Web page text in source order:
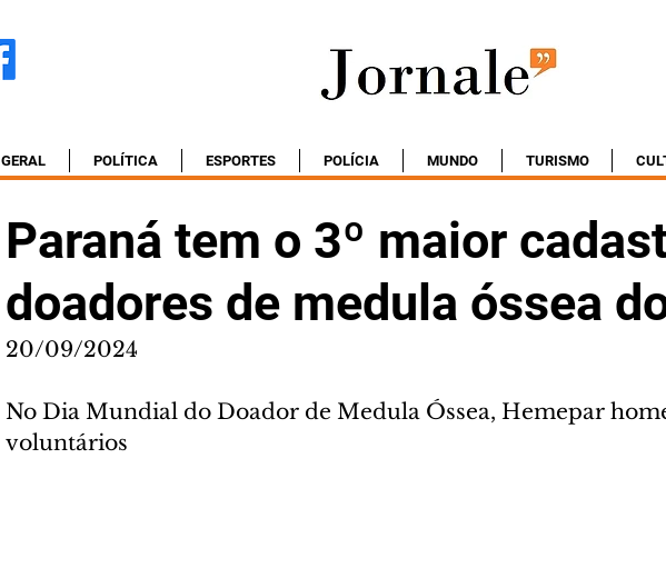
GERAL POLÍTICA ESPORTES POLÍCIA MUNDO TURISMO
Paraná tem o 3º maior
doadores de medula óssea
20/09/2024
No Dia Mundial do Doador de Medula Óssea, Hemepar
voluntários